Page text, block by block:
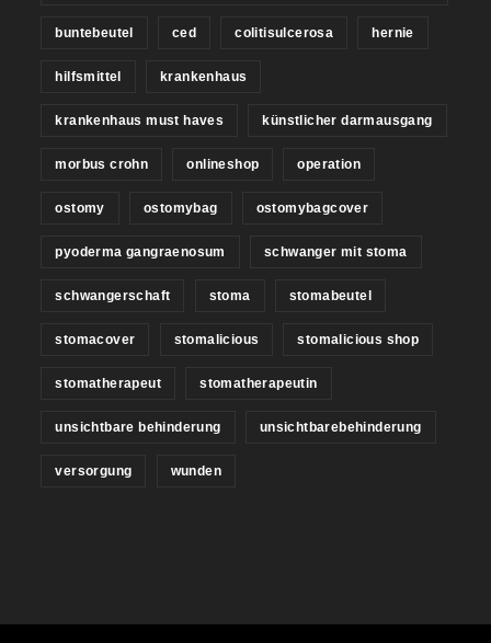
buntebeutel ced colitisulcerosa hernie
hilfsmittel krankenhaus
krankenhaus must haves künstlicher darmausgang
morbus crohn onlineshop operation
ostomy ostomybag ostomybagcover
pyoderma gangraenosum schwanger mit stoma
schwangerschaft stoma stomabeutel
stomacover stomalicious stomalicious shop
stomatherapeut stomatherapeutin
unsichtbare behinderung unsichtbarebehinderung
versorgung wunden